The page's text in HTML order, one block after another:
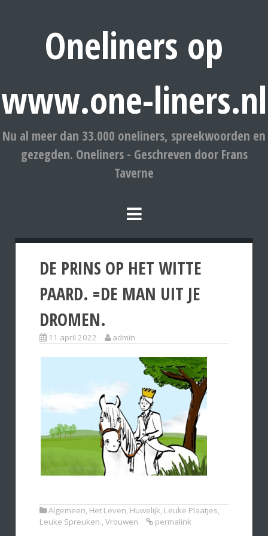
Oneliners op
www.one-liners.nl
Nu al meer dan 33.000 oneliners, spreekwoorden en
gezegden. Oneliners - Geschreven door Frans
Taverne
DE PRINS OP HET WITTE
PAARD. =DE MAN UIT JE
DROMEN.
11 april 2022 admin
Algemeen, Het Leven, Huwelijk, Leuke Plaatjes,
Leuke Spreuken.,Vrouwen permalink